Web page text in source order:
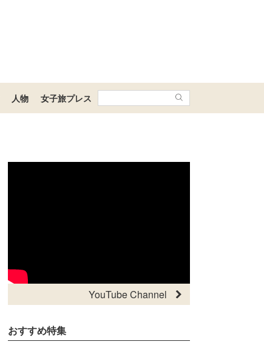
人物 女子旅プレス
YouTube Channel
おすすめ特集